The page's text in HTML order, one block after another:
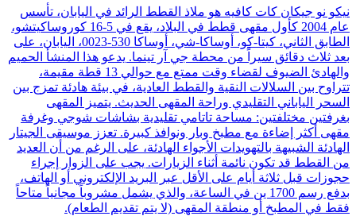
نيكو نو جيكان كات كافيه هو ملاذ القطط الرائد في اليابان، تأسس
عام 2004 كأول مقهى قطط في البلاد، يقع في 5-16 كوروساكيتشو،
الطابق الثاني، كيتا-كو، أوساكا-شي، أوساكا 530-0023، اليابان، على
بعد ثلاث دقائق سيراً من محطة جي آر تينما. يدعو هذا المنشأ الحميم
والهادئ الضيوف لقضاء وقت ممتع مع حوالي 13 قطة مقيمة،
تتراوح بين السلالات النقية والقطط العادية، في بيئة هادئة تمزج بين
السحر الياباني التقليدي وراحة المقهى الحديث. يتميز المقهى
بغرفتين مختلفتين: مساحة تاتامي تقليدية بشاشات شوجي وغرفة
مقهى أكثر إضاءة مع مطبخ وبار ونوافذ كبيرة. تعزز موسيقى الجيتار
الهادئة الشبيهة بالتهويدات الأجواء الهادئة، على الرغم من أن العديد
من القطط قد تكون نائمة أثناء الزيارات. يجب على الزوار إجراء
حجوزات قبل ثلاثة أيام على الأقل عبر البريد الإلكتروني أو الهاتف،
بدفع رسم 1700 ين في الساعة، والذي يشمل مشروباً مجانياً متاحاً
فقط في المطبخ أو منطقة المقهى (لا يتم تقديم الطعام).